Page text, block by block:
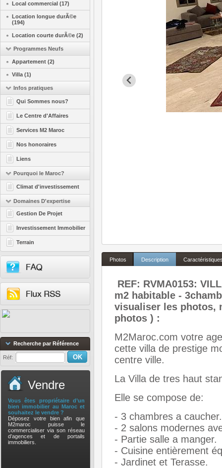
Local commercial (17)
Location longue durÃ©e
(194)
Location courte durÃ©e (2)
Programmes Neufs
Appartement (2)
Villa (1)
Infos pratiques
Qui Sommes nous?
Le Centre d'Affaires
Services M2 Maroc
Nos honoraires
Liens
Pourquoi le Maroc?
Climat d'investissement
Domaines D'expertise
Gestion De Projet
Investissement Immobilier
Terrain
Recherche par Référence
Réf:
Vendre
Vous êtes propriétaire d’un
bien immobilier au Maroc et
souhaitez le vendre ?
Déposez votre bien afin que
M2maroc puisse le
commercialiser via son réseau
d’agences et de portails
immobiliers.
Photos Description
REF: RVMA0153:
m2 habitable -
visualiser les photos,
photos ) :
M2Maroc.com votre
cette villa de prestige
centre ville.
La Villa de tres haut
Elle se compose de:
- 3 chambres a
- 2 salons modernes
- Partie salle a manger.
- Cuisine entièrement
- Jardinet et Terasse.